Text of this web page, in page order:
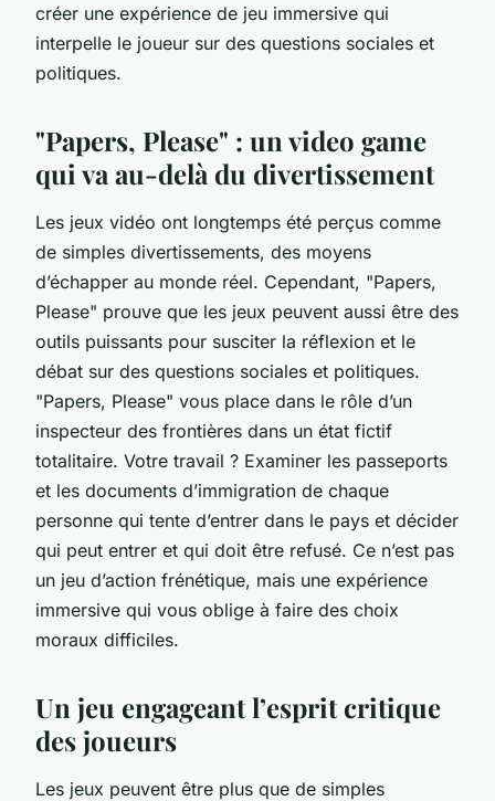
créer une expérience de jeu immersive qui
interpelle le joueur sur des questions sociales et
politiques.
"Papers, Please" : un video game
qui va au-delà du divertissement
Les jeux vidéo ont longtemps été perçus comme
de simples divertissements, des moyens
d’échapper au monde réel. Cependant, "Papers,
Please" prouve que les jeux peuvent aussi être des
outils puissants pour susciter la réflexion et le
débat sur des questions sociales et politiques.
"Papers, Please" vous place dans le rôle d’un
inspecteur des frontières dans un état fictif
totalitaire. Votre travail ? Examiner les passeports
et les documents d’immigration de chaque
personne qui tente d’entrer dans le pays et décider
qui peut entrer et qui doit être refusé. Ce n’est pas
un jeu d’action frénétique, mais une expérience
immersive qui vous oblige à faire des choix
moraux difficiles.
Un jeu engageant l’esprit critique
des joueurs
Les jeux peuvent être plus que de simples